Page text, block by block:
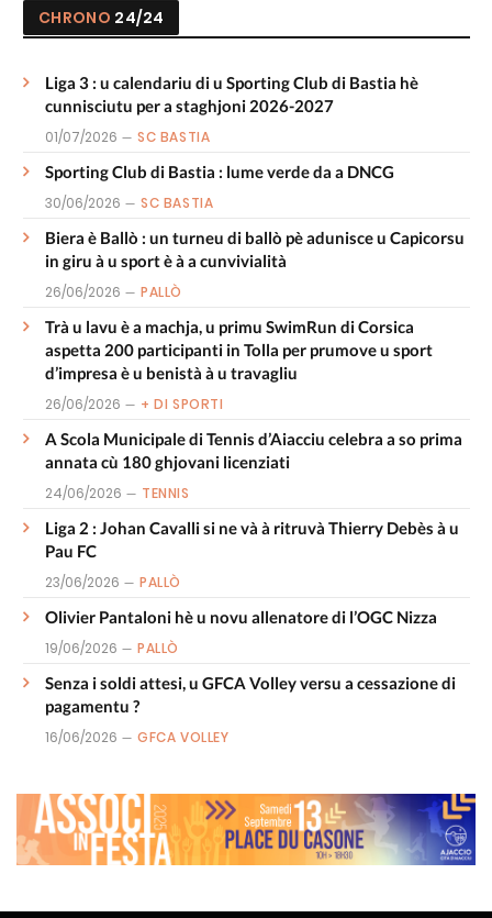
CHRONO 24/24
Liga 3 : u calendariu di u Sporting Club di Bastia hè
cunnisciutu per a staghjoni 2026-2027
01/07/2026 SC BASTIA
Sporting Club di Bastia : lume verde da a DNCG
30/06/2026 SC BASTIA
Biera è Ballò : un turneu di ballò pè adunisce u Capicorsu
in giru à u sport è à a cunvivialità
26/06/2026 PALLÒ
Trà u lavu è a machja, u primu SwimRun di Corsica
aspetta 200 participanti in Tolla per prumove u sport
d’impresa è u benistà à u travagliu
26/06/2026 + DI SPORTI
A Scola Municipale di Tennis d’Aiacciu celebra a so prima
annata cù 180 ghjovani licenziati
24/06/2026 TENNIS
Liga 2 : Johan Cavalli si ne và à ritruvà Thierry Debès à u
Pau FC
23/06/2026 PALLÒ
Olivier Pantaloni hè u novu allenatore di l’OGC Nizza
19/06/2026 PALLÒ
Senza i soldi attesi, u GFCA Volley versu a cessazione di
pagamentu ?
16/06/2026 GFCA VOLLEY